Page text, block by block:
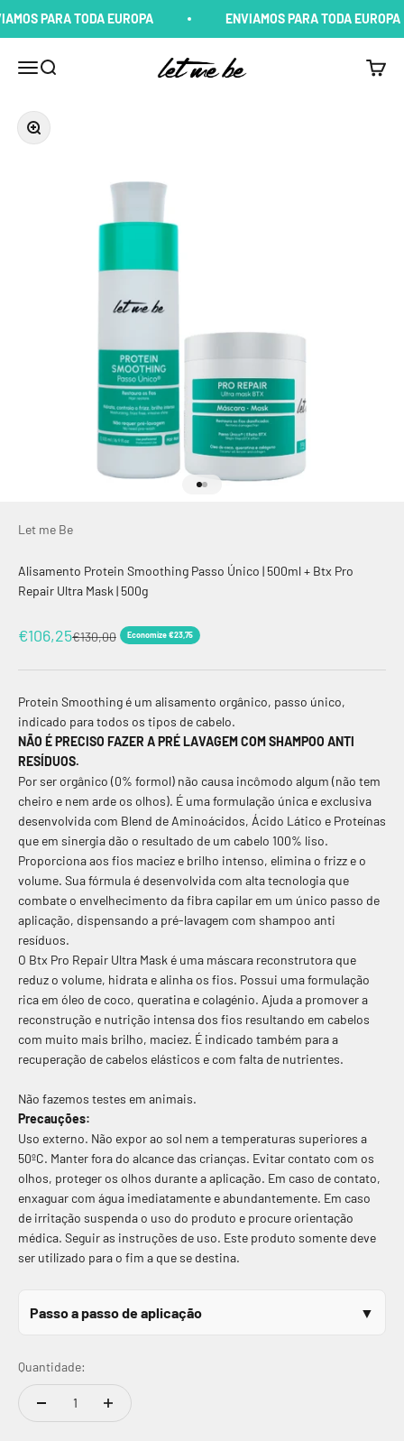
PARA TODA EUROPA ENVIAMOS PARA TODA EUROPA
MenuBuscar Let me Be
Zoom na imagem
Let me Be
Alisamento Protein Smoothing Passo Único | 500ml + Btx Pro
Repair Ultra Mask | 500g
Preço promocional
€106,25Preço normal
€130,00 Economize €23,75
Protein Smoothing é um alisamento orgânico, passo único,
indicado para todos os tipos de cabelo.
NÃO É PRECISO FAZER A PRÉ LAVAGEM COM SHAMPOO ANTI
RESÍDUOS.
Por ser orgânico (0% formol) não causa incômodo algum (não tem
cheiro e nem arde os olhos). É uma formulação única e exclusiva
desenvolvida com Blend de Aminoácidos, Ácido Lático e Proteínas
que em sinergia dão o resultado de um cabelo 100% liso.
Proporciona aos fios maciez e brilho intenso, elimina o frizz e o
volume. Sua fórmula é desenvolvida com alta tecnologia que
combate o envelhecimento da fibra capilar em um único passo de
aplicação, dispensando a pré-lavagem com shampoo anti
resíduos.
O Btx Pro Repair Ultra Mask é uma máscara reconstrutora que
reduz o volume, hidrata e alinha os fios. Possui uma formulação
rica em óleo de coco, queratina e colagénio. Ajuda a promover a
reconstrução e nutrição intensa dos fios resultando em cabelos
com muito mais brilho, maciez. É indicado também para a
recuperação de cabelos elásticos e com falta de nutrientes.
Não fazemos testes em animais.
Precauções:
Uso externo. Não expor ao sol nem a temperaturas superiores a
50ºC. Manter fora do alcance das crianças. Evitar contato com os
olhos, proteger os olhos durante a aplicação. Em caso de contato,
enxaguar com água imediatamente e abundantemente. Em caso
de irritação suspenda o uso do produto e procure orientação
médica. Seguir as instruções de uso. Este produto somente deve
ser utilizado para o fim a que se destina.
Passo a passo de aplicação
Quantidade: